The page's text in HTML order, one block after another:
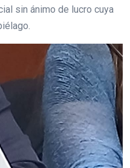
sin ánimo de lucro cuya